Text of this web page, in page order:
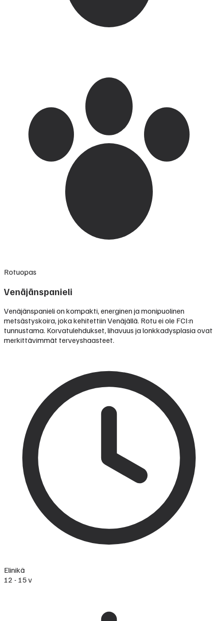
Rotuopas
Venäjänspanieli
Venäjänspanieli on kompakti, energinen ja monipuolinen
metsästyskoira, joka kehitettiin Venäjällä. Rotu ei ole FCI:n
tunnustama. Korvatulehdukset, lihavuus ja lonkkadysplasia ovat
merkittävimmät terveyshaasteet.
Elinikä
12 - 15 v